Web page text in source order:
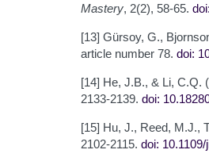
Mastery, 2(2), 58-65.
[13] Gürsoy, G.,
article number 78. doi:
[14] He, J.B., & Li, C.Q.
2133-2139. doi:
[15] Hu, J., Reed, M.J.,
2102-2115. doi: